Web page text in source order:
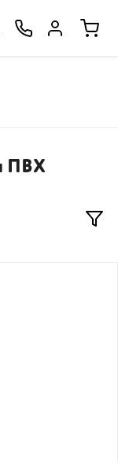
ПВХ